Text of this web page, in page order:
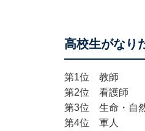
高校生がなり
第1位 教師
第2位 看護師
第3位 生命・自
第4位 軍人